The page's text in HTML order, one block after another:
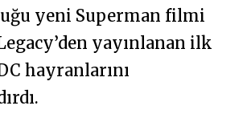
yeni Superman filmi
yayınlanan ilk
hayranlarını